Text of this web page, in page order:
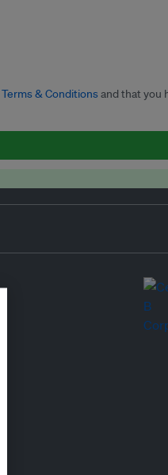
Terms & Conditionsand that you